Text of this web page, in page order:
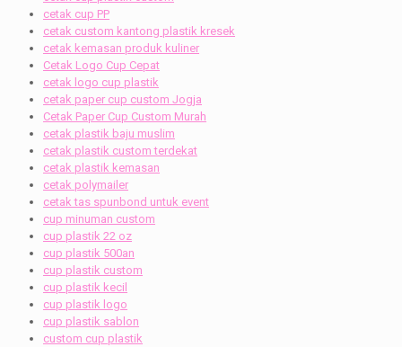
cetak cup PP
cetak custom kantong plastik kresek
cetak kemasan produk kuliner
Cetak Logo Cup Cepat
cetak logo cup plastik
cetak paper cup custom Jogja
Cetak Paper Cup Custom Murah
cetak plastik baju muslim
cetak plastik custom terdekat
cetak plastik kemasan
cetak polymailer
cetak tas spunbond untuk event
cup minuman custom
cup plastik 22 oz
cup plastik 500an
cup plastik custom
cup plastik kecil
cup plastik logo
cup plastik sablon
custom cup plastik